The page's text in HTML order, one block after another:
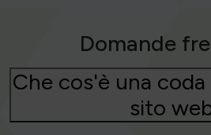
Domande
Che cos'è una
sito